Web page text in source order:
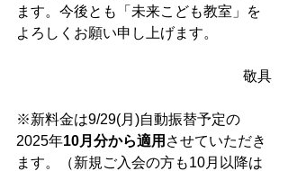
ます。今後とも「未来こども教室」を
よろしくお願い申し上げます。
敬具
※新料金は9/29(月)自動振替予定の
2025年10月分から適用 させていただき
ます。（新規ご入会の方も10月以降は